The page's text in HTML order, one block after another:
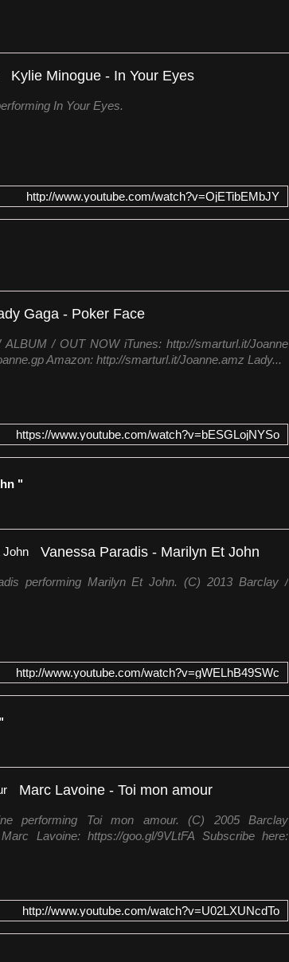
Kylie Minogue - In Your Eyes
In Your Eyes.
http://www.youtube.com/watch?v=OjETibEMbJY
Gaga - Poker Face
/ OUT NOW iTunes: http://smarturl.it/Joanne
Amazon: http://smarturl.it/Joanne.amz Lady...
https://www.youtube.com/watch?v=bESGLojNYSo
"
Vanessa Paradis - Marilyn Et John
performing Marilyn Et John. (C) 2013 Barclay /
http://www.youtube.com/watch?v=gWELhB49SWc
Marc Lavoine - Toi mon amour
performing Toi mon amour. (C) 2005 Barclay
Lavoine: https://goo.gl/9VLtFA Subscribe here:
http://www.youtube.com/watch?v=U02LXUNcdTo